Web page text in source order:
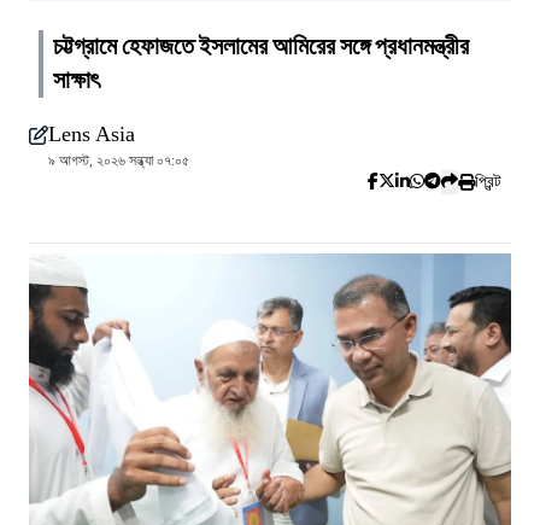
চট্টগ্রামে হেফাজতে ইসলামের আমিরের সঙ্গে প্রধানমন্ত্রীর
সাক্ষাৎ
Lens Asia
৯ আগস্ট, ২০২৬ সন্ধ্যা ০৭:০৫
প্রিন্ট